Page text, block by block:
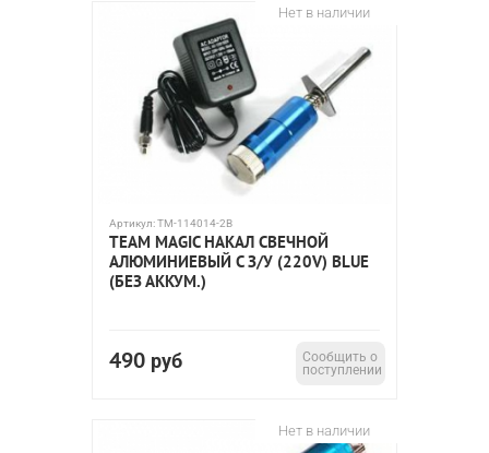
Нет в наличии
Артикул:TM-114014-2B
TEAM MAGIC НАКАЛ СВЕЧНОЙ
АЛЮМИНИЕВЫЙ С З/У (220V) BLUE
(БЕЗ АККУМ.)
490 руб
Сообщить о
поступлении
Нет в наличии